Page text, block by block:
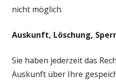
nicht möglich.
Auskunft, Löschung,
Sie haben jederzeit das
Auskunft über Ihre